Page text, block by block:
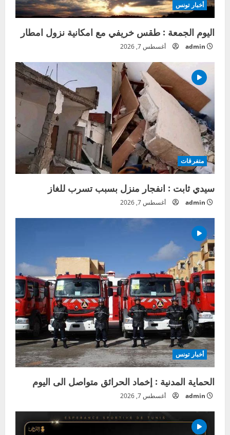
أخبار تونس
اليوم الجمعة : طقس خريفي مع امكانية نزول امطار
admin أغسطس 7, 2026
متفرقات
سيدي ثابت : انفجار منزل بسبب تسرب للغاز
admin أغسطس 7, 2026
أخبار تونس
الحماية المدنية : إخماد الحرائق متواصل الى اليوم
admin أغسطس 7, 2026